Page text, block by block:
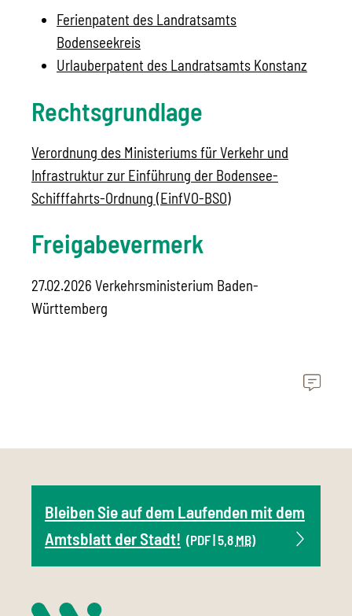
Ferienpatent des Landratsamts
Bodenseekreis
Urlauberpatent des Landratsamts Konstanz
Rechtsgrundlage
Verordnung des Ministeriums für Verkehr und
Infrastruktur zur Einführung der Bodensee-
Schifffahrts-Ordnung (EinfVO-BSO)
Freigabevermerk
27.02.2026 Verkehrsministerium Baden-
Württemberg
Bleiben Sie auf dem Laufenden mit dem
Amtsblatt der Stadt! (PDF | 5,8 MB)